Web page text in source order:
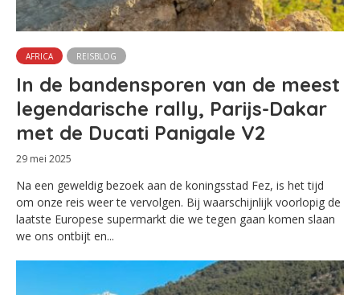
AFRICA REISBLOG
In de bandensporen van de meest
legendarische rally, Parijs-Dakar
met de Ducati Panigale V2
29 mei 2025
Na een geweldig bezoek aan de koningsstad Fez, is het tijd
om onze reis weer te vervolgen. Bij waarschijnlijk voorlopig de
laatste Europese supermarkt die we tegen gaan komen slaan
we ons ontbijt en...